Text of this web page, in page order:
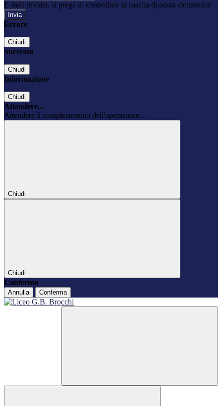
E-mail inviata, si prega di controllare la casella di posta elettronica!
Errore
Chiudi
Successo
Chiudi
Informazione
Chiudi
Attendere...
Attendere il completamento dell'operazione...
Chiudi
Chiudi
Conferma
Annulla Conferma